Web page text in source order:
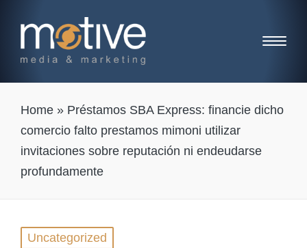
Home » Préstamos SBA Express: financie dicho
comercio falto prestamos mimoni utilizar
invitaciones sobre reputación ni endeudarse
profundamente
Posted
Uncategorized